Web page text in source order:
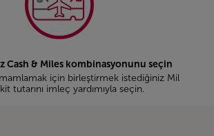
Cash & Miles kombinasyonunu seçin
için birleştirmek istediğiniz Mil
tutarını imleç yardımıyla seçin.